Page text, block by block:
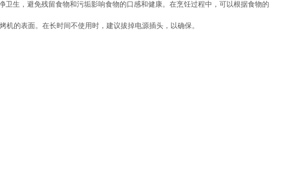
生，避免残留食物和污垢影响食物的口感和健康。在烹饪过程中，可以根据食物的
的表面。在长时间不使用时，建议拔掉电源插头，以确保。